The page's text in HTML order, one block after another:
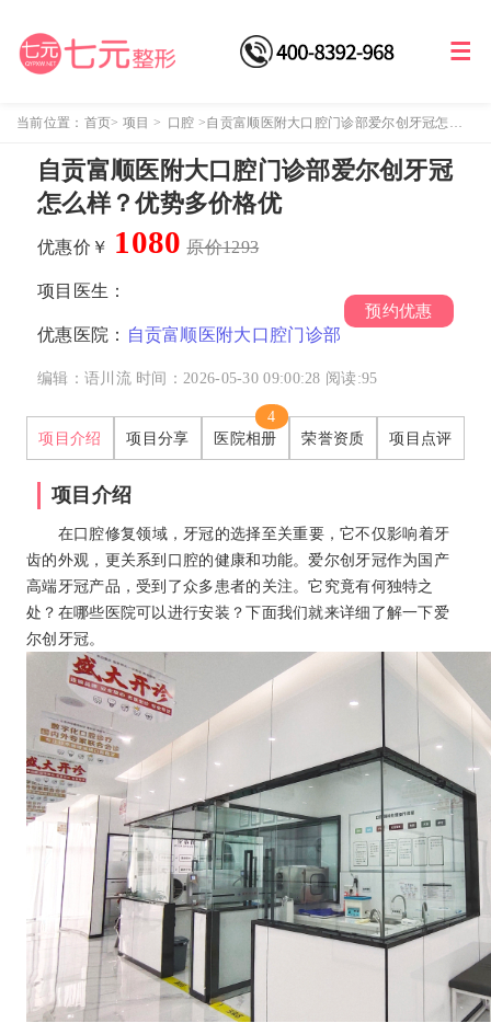
当前位置： 首页> 项目 > 口腔 >自贡富顺医附大口腔门诊部爱尔创牙冠怎么
自贡富顺医附大口腔门诊部爱尔创牙冠
怎么样？优势多价格优
优惠价￥ 1080 原价1293
项目医生：
优惠医院： 自贡富顺医附大口腔门诊部
预约优惠
编辑：语川流 时间：2026-05-30 09:00:28 阅读:95
项目介绍 项目分享 医院相册
4
荣誉资质
项目点评
项目介绍
在口腔修复领域，牙冠的选择至关重要，它不仅影响着牙
齿的外观，更关系到口腔的健康和功能。爱尔创牙冠作为国产
高端牙冠产品，受到了众多患者的关注。它究竟有何独特之
处？在哪些医院可以进行安装？下面我们就来详细了解一下爱
尔创牙冠。